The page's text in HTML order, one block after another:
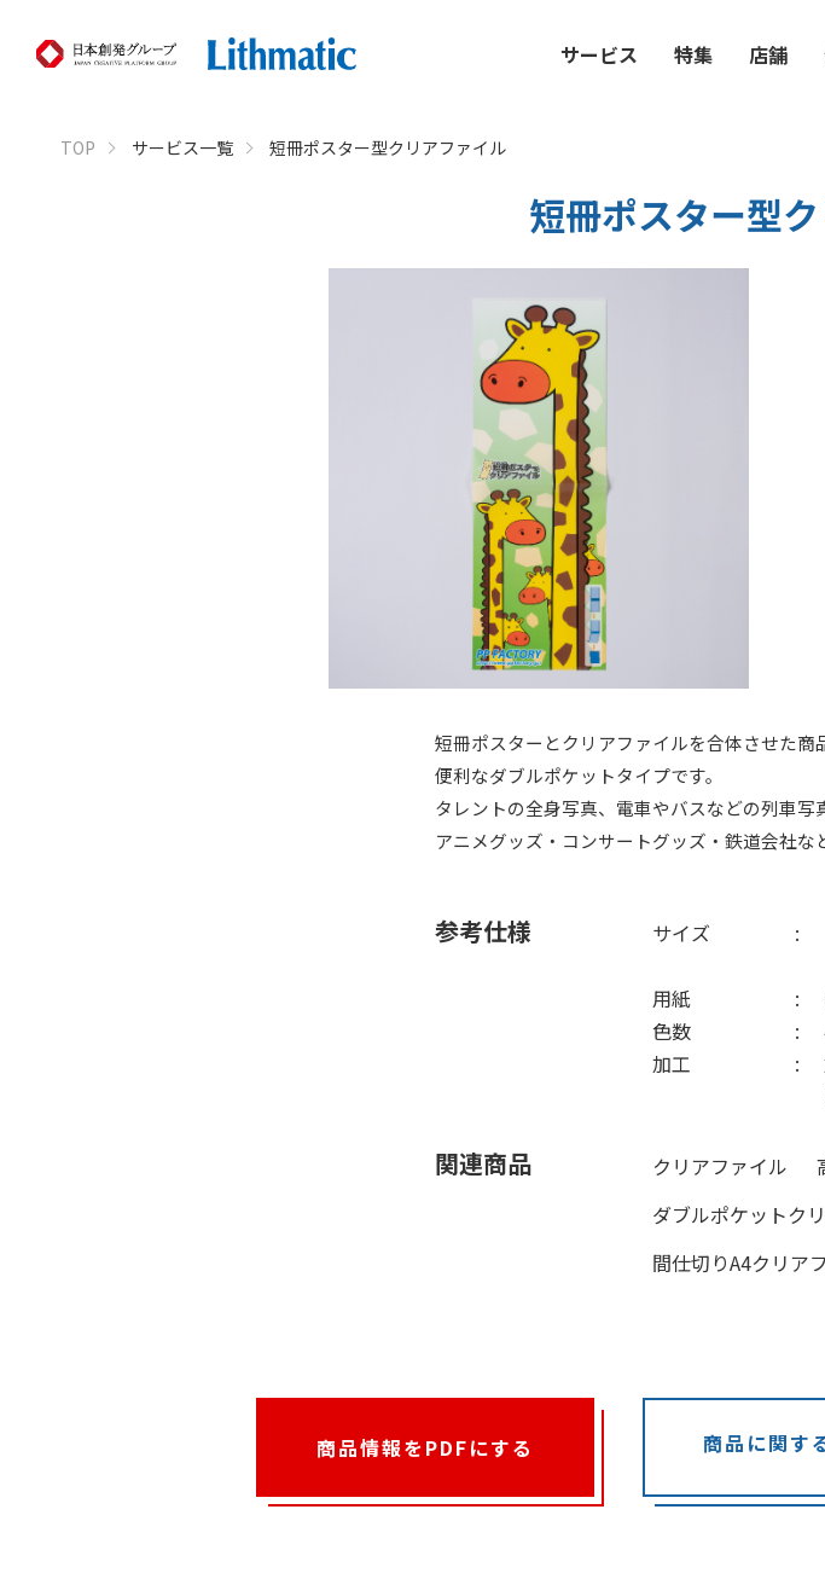
サービス 特集 店舗
TOP サービス一覧 短冊ポスター型クリアファイル
短冊ポスター型
短冊ポスターとクリアファイルを合体させた
便利なダブルポケットタイプです。
タレントの全身写真、電車やバスなどの列車写
アニメグッズ・コンサートグッズ・鉄道会社な
参考仕様 サイズ
用紙
色数
加工
関連商品 クリアファイル
ダブルポケットク
間仕切りA4クリア
商品情報をPDFにする 商品に関す